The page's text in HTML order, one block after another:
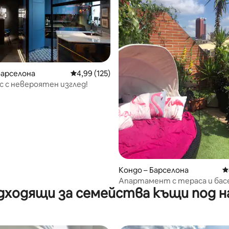
209 отзива Средна оценка: 4,99 от 5, 125 отзива
4,99 (125)
с невероятен изглед!
Кондо – Барселона
Апартамент с тераса и
HUTB-009555
за семейства къщи под